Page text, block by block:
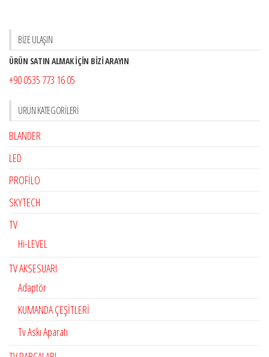
BİZE ULAŞIN
ÜRÜN SATIN ALMAK İÇİN BİZİ ARAYIN
+90 0535 773 16 05
ÜRÜN KATEGORILERI
BLANDER
LED
PROFİLO
SKYTECH
TV
Hi-LEVEL
TV AKSESUARI
Adaptör
KUMANDA ÇEŞİTLERİ
Tv Askı Aparatı